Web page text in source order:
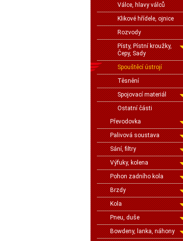
Válce, hlavy válců
Klikové hřídele, ojnice
Rozvody
Písty, Pístní kroužky,
Čepy, Sady
Spouštěcí ústrojí
Těsnění
Spojovací materiál
Ostatní části
Převodovka
Palivová soustava
Sání, filtry
Výfuky, kolena
Pohon zadního kola
Brzdy
Kola
Pneu, duše
Bowdeny, lanka, náhony